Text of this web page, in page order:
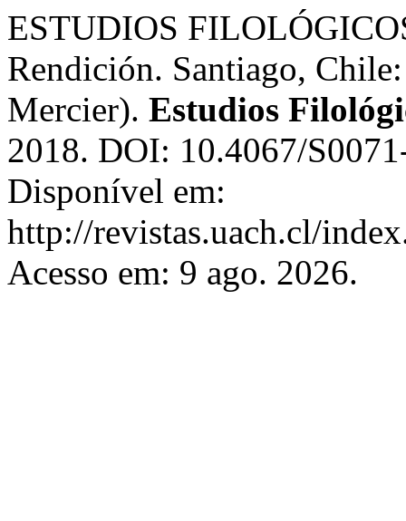
ESTUDIOS
Rendición. Santiago,
Mercier). Estudios
2018. DOI: 10.4067/
Disponível em:
http://revistas.uach.cl/
Acesso em: 9 ago. 2026.